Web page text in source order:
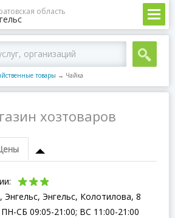
область
товары → Чайка
хозтоваров
Энгельс, Энгельс, Колотилова, 8
СБ 09:05-21:00; ВC 11:00-21:00